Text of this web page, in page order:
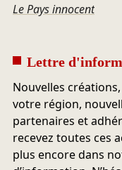
Le Pays innocent
Lettre
Nouvelles
votre région,
partenaires et
recevez toutes ces
plus encore dans